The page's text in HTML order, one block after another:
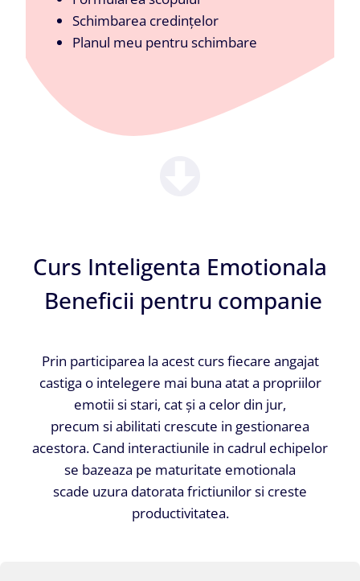
Schimbarea credințelor
Planul meu pentru schimbare
Curs Inteligenta Emotionala
Beneficii pentru companie
Prin participarea la acest curs fiecare angajat
castiga o intelegere mai buna atat a propriilor
emotii si stari, cat și a celor din jur,
precum si abilitati crescute in gestionarea
acestora. Cand interactiunile in cadrul echipelor
se bazeaza pe maturitate emotionala
scade uzura datorata frictiunilor si creste
productivitatea.